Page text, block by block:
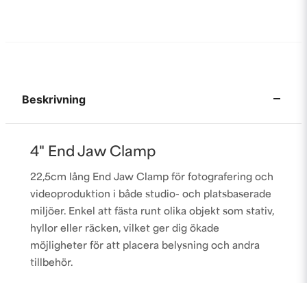
Beskrivning
4" End Jaw Clamp
22,5cm lång End Jaw Clamp för fotografering och
videoproduktion i både studio- och platsbaserade
miljöer. Enkel att fästa runt olika objekt som stativ,
hyllor eller räcken, vilket ger dig ökade
möjligheter för att placera belysning och andra
tillbehör.